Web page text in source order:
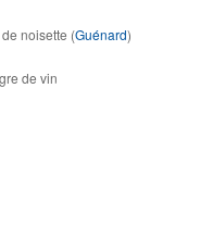
noisette (Guénard)
de vin